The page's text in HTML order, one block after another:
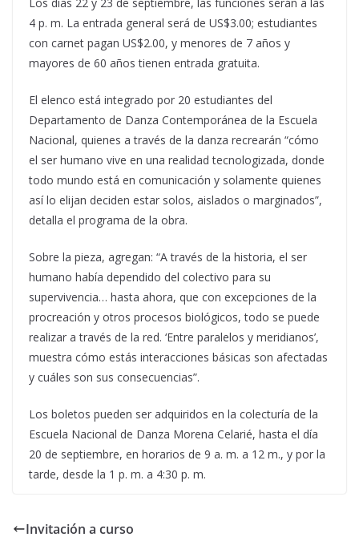
4 p. m. La entrada general será de US$3.00; estudiantes
con carnet pagan US$2.00, y menores de 7 años y
mayores de 60 años tienen entrada gratuita.
El elenco está integrado por 20 estudiantes del
Departamento de Danza Contemporánea de la Escuela
Nacional, quienes a través de la danza recrearán “cómo
el ser humano vive en una realidad tecnologizada, donde
todo mundo está en comunicación y solamente quienes
así lo elijan deciden estar solos, aislados o marginados”,
detalla el programa de la obra.
Sobre la pieza, agregan: “A través de la historia, el ser
humano había dependido del colectivo para su
supervivencia… hasta ahora, que con excepciones de la
procreación y otros procesos biológicos, todo se puede
realizar a través de la red. ‘Entre paralelos y meridianos’,
muestra cómo estás interacciones básicas son afectadas
y cuáles son sus consecuencias”.
Los boletos pueden ser adquiridos en la colecturía de la
Escuela Nacional de Danza Morena Celarié, hasta el día
20 de septiembre, en horarios de 9 a. m. a 12 m., y por la
tarde, desde la 1 p. m. a 4:30 p. m.
Invitación a curso